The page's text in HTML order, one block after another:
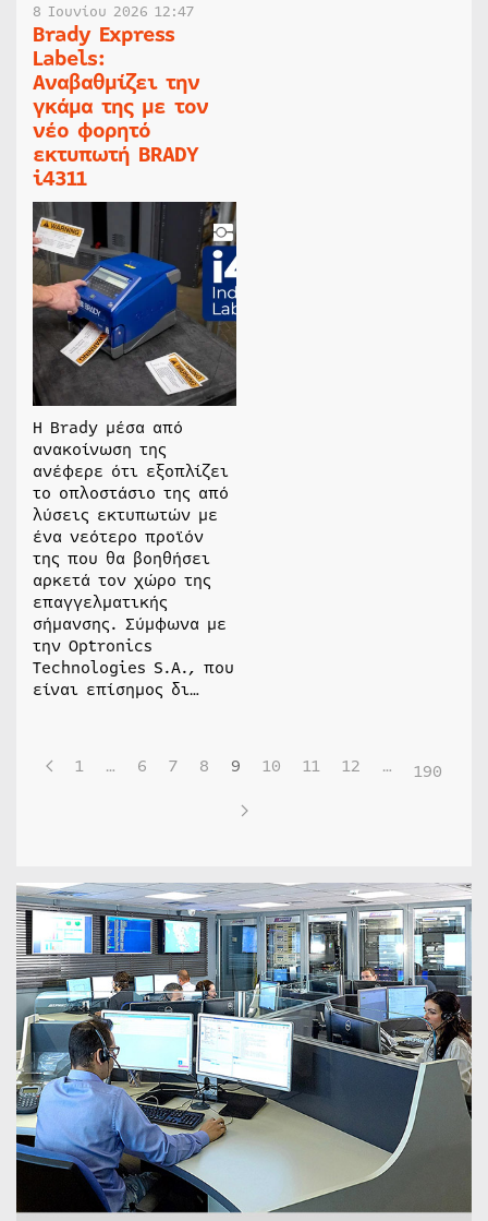
8 Ιουνίου 2026 12:47
Brady Express
Labels:
Αναβαθμίζει την
γκάμα της με τον
νέο φορητό
εκτυπωτή BRADY
i4311
Η Brady μέσα από
ανακοίνωση της
ανέφερε ότι εξοπλίζει
το οπλοστάσιο της από
λύσεις εκτυπωτών με
ένα νεότερο προϊόν
της που θα βοηθήσει
αρκετά τον χώρο της
επαγγελματικής
σήμανσης. Σύμφωνα με
την Optronics
Technologies S.A., που
είναι επίσημος δι…
1 … 6 7 8 9 10 11 12 … 190